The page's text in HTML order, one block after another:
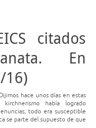
citados
En
16)
hace unos días en estas
había logrado
todo era susceptible
se parte del supuesto de que